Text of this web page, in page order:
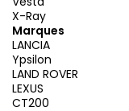
X-Ray
Marques
LANCIA
Ypsilon
LAND ROVER
LEXUS
CT200